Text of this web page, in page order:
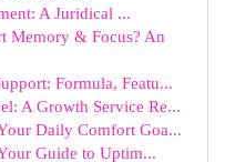
A Juridical ...
Memory & Focus? An
Formula, Featu...
A Growth Service Re...
Daily Comfort Goa...
Guide to Uptim...